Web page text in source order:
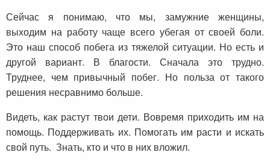
Сейчас я понимаю, что мы, замужние женщины,
выходим на работу чаще всего убегая от своей боли.
Это наш способ побега из тяжелой ситуации. Но есть и
другой вариант. В благости. Сначала это трудно.
Труднее, чем привычный побег. Но польза от такого
решения несравнимо больше.
Видеть, как растут твои дети. Вовремя приходить им на
помощь. Поддерживать их. Помогать им расти и искать
свой путь. Знать, кто и что в них вложил.